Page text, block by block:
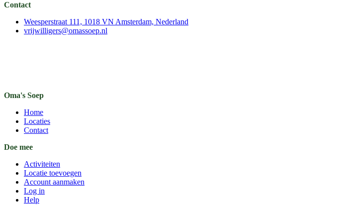
Contact
Weesperstraat 111, 1018 VN Amsterdam, Nederland
vrijwilligers@omassoep.nl
Oma's Soep
Home
Locaties
Contact
Doe mee
Activiteiten
Locatie toevoegen
Account aanmaken
Log in
Help